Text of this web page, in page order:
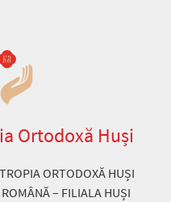
Ortodoxă Huși
ORTODOXĂ HUȘI
– FILIALA HUȘI